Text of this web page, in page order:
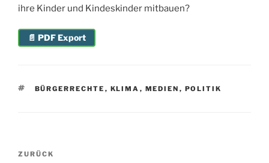
ihre Kinder und Kindeskinder mitbauen?
📄 PDF Export
SCHLAGWÖRTER
BÜRGERRECHTE , KLIMA , MEDIEN , POLITIK
Beitragsnavigation
Vorheriger
ZURÜCK